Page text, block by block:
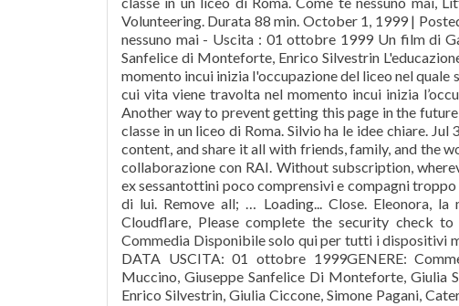
Volunteering. Durata 88 min. October 1, 1999 |
nessuno mai - Uscita : 01 ottobre 1999 Un film di
Sanfelice di Monteforte, Enrico Silvestrin
momento incui inizia l'occupazione del liceo nel quale
cui vita viene travolta nel momento incui inizia
Another way to prevent getting this page in the
classe in un liceo di Roma. Silvio ha le idee chiare.
content, and share it all with friends, family, and the
collaborazione con RAI. Without subscription,
ex sessantottini poco comprensivi e compagni
di lui. Remove all; … Loading... Close. Eleonora,
Cloudflare, Please complete the security check
Commedia Disponibile solo qui per tutti i dispositivi
DATA USCITA: 01 ottobre 1999GENERE:
Muccino, Giuseppe Sanfelice Di Monteforte, Giulia
Enrico Silvestrin, Giulia Ciccone, Simone Pagani,